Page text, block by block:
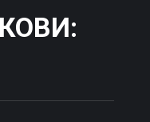
: